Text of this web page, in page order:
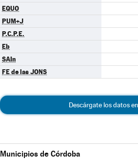
EQUO
PUM+J
P.C.P.E.
Eb
SAIn
FE de las JONS
Descárgate los datos
Municipios de Córdoba